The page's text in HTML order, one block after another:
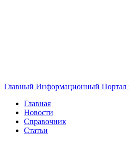
Главный Информационный Портал
Главная
Новости
Справочник
Статьи